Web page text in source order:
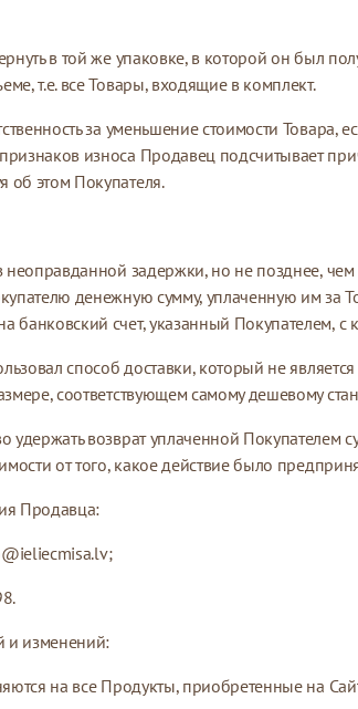
в той же упаковке, в которой он был
т.е. все Товары, входящие в комплект.
за уменьшение стоимости
износа Продавец подсчитывает
об этом Покупателя.
неоправданной задержки, но не позднее,
денежную сумму, уплаченную им за
банковский счет, указанный Покупателем, с
способ доставки, который не
соответствующем самому дешевому
удержать возврат уплаченной
от того, какое действие было
Продавца:
;
и изменений:
на все Продукты, приобретенные на